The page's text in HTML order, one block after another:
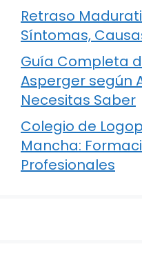
Retraso
Síntomas,
Guía Completa
Asperger según
Necesitas Saber
Colegio de
Mancha:
Profesionales